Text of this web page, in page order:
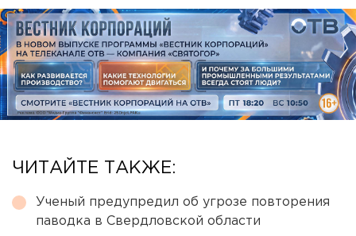
ЧИТАЙТЕ ТАКЖЕ:
Ученый предупредил об угрозе повторения
паводка в Свердловской области